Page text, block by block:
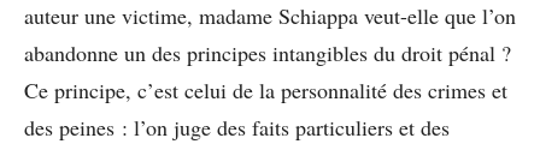
auteur une victime, madame Schiappa veut-elle que l’on
abandonne un des principes intangibles du droit pénal ?
Ce principe, c’est celui de la personnalité des crimes et
des peines : l’on juge des faits particuliers et des